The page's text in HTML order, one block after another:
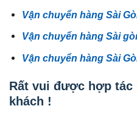
Vận chuyển hàng Sài
Vận chuyển hàng Sài
Vận chuyển hàng Sài
Rất vui được hợp tác
khách !